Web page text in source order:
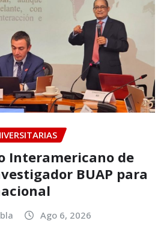
Interamericano de
BUAP para
Ago 6, 2026